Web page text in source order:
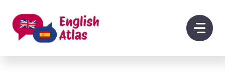
contenido